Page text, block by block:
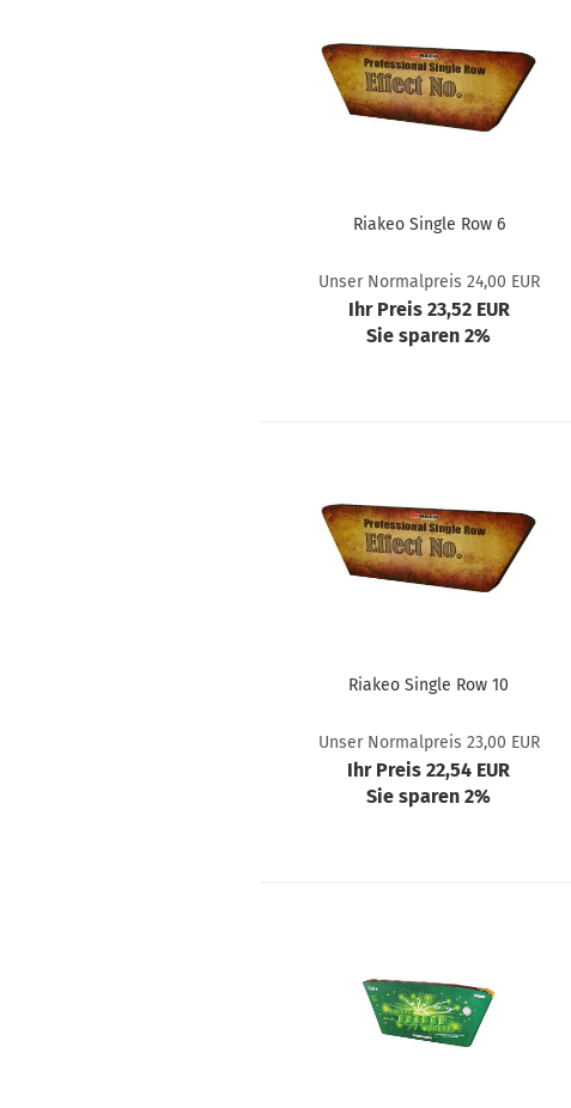
Riakeo Single Row 6
Unser Normalpreis 24,00 EUR
Ihr Preis 23,52 EUR
Sie sparen 2%
Riakeo Single Row 10
Unser Normalpreis 23,00 EUR
Ihr Preis 22,54 EUR
Sie sparen 2%